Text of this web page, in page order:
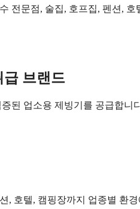
전문점, 술집, 호프집, 펜션,
급 브랜드
된 업소용 제빙기를 공급합니
, 호텔, 캠핑장까지 업종별 환